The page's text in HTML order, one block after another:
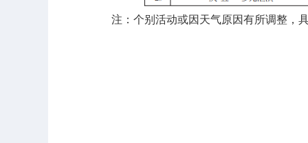
注：个别活动或因天气原因有所调整，具